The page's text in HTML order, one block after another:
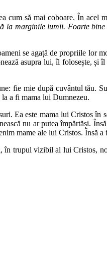
să mai coboare. În acel
la marginile lumii. Foarte
se agață de propriile lor
asupra lui, îl folosește, și
fie mie după cuvântul tău.
la a fi mama lui Dumnezeu.
Ea este mama lui Cristos
nu ar putea împărtăși.
mame ale lui Cristos. Însă a
trupul vizibil al lui Cristos,